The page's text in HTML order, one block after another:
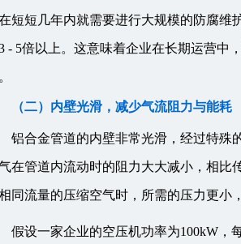
短短几年内就需要进行大规模的防腐维
- 5倍以上。这意味着企业在长期运营中
（二）内壁光滑，减少气流阻力与能耗
铝合金管道的内壁非常光滑，经过特殊
在管道内流动时的阻力大大减小，相比
同流量的压缩空气时，所需的压力更小
假设一家企业的空压机功率为100kW，